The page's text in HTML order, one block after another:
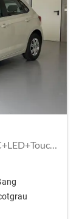
1.0 MPI Sitzheizung+AppConnect+PDC+LED+Touch+Lichtsensor+MultiLenkrad